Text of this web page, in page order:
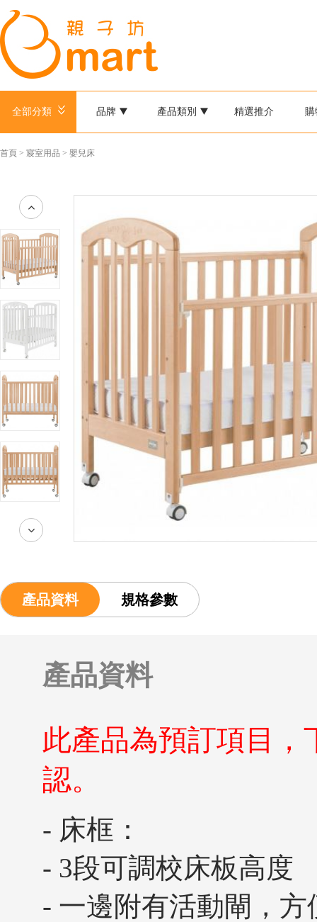
全部分類 品牌 產品類別 精選推介 購
首頁 > 寢室用品 > 嬰兒床
產品資料 規格參數
產品資料
此產品為預訂項目
認。
- 床框：
- 3段可調校床板高度
- 一邊附有活動閘，